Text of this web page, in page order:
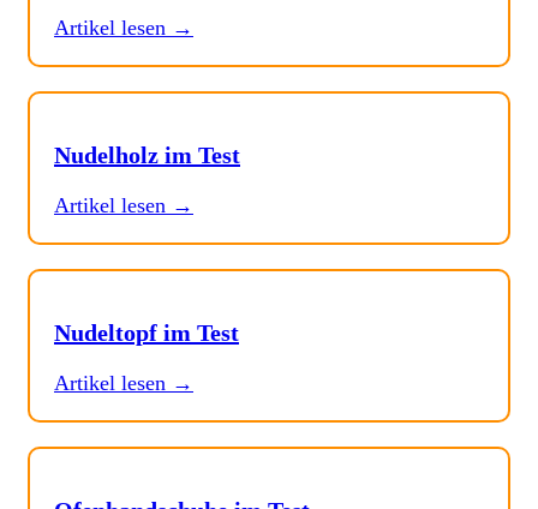
Artikel lesen →
Nudelholz im Test
Artikel lesen →
Nudeltopf im Test
Artikel lesen →